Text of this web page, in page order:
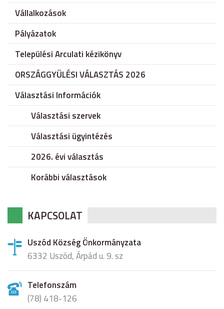
Vállalkozások
Pályázatok
Települési Arculati kézikönyv
ORSZÁGGYÜLÉSI VÁLASZTÁS 2026
Választási Információk
Választási szervek
Választási ügyintézés
2026. évi választás
Korábbi választások
KAPCSOLAT
Uszód Község Önkormányzata
6332 Uszód, Árpád u. 9. sz
Telefonszám
(78) 418-126